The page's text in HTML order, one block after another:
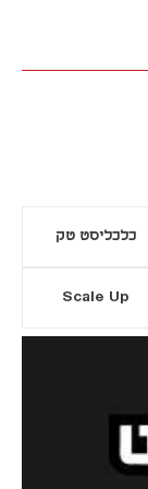
כלכליסט טק
Scale Up
נפתח בכרטיסייה חדשה